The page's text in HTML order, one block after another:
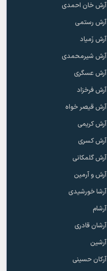
آرش خان احمدی
آرش رستمى
آرش زَمیاد
آرش شیرمحمدی
آرش عسگری
آرش فرخزاد
آرش قیصر خواه
آرش کریمی
آرش کسری
آرش گلمکانی
آرش و آرمین
آرشا خورشیدی
آرشام
آرشان قادری
آرشین
آرکان حسینی